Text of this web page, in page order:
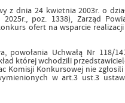
z dnia 24 kwietnia 2003r. o
poz. 1338), Zarząd
ofert na wsparcie realizacji
powołania Uchwałą Nr 118/
której wchodzili
Komisji Konkursowej nie
w art.3 ust.3